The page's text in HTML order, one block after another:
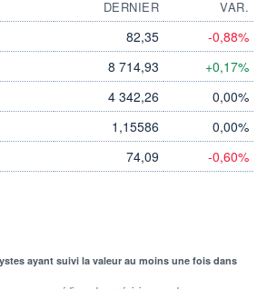
DERNIER
VAR.
82,35 -0,88%
8 714,93 +0,17%
4 342,26 0,00%
1,15586 0,00%
74,09 -0,60%
ayant suivi la valeur au moins une fois dans